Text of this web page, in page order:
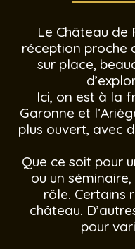
Le Château de
réception proche
sur place,
Ici, on est à la
Garonne et
plus ouvert, avec
Que ce soit pour
ou un
rôle. Certains
château.
pour